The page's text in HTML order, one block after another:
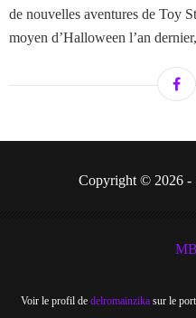
de nouvelles aventures de Toy
moyen d’Halloween l’an
Copyright © 2026 -
Voir le profil de delromainzikasur le